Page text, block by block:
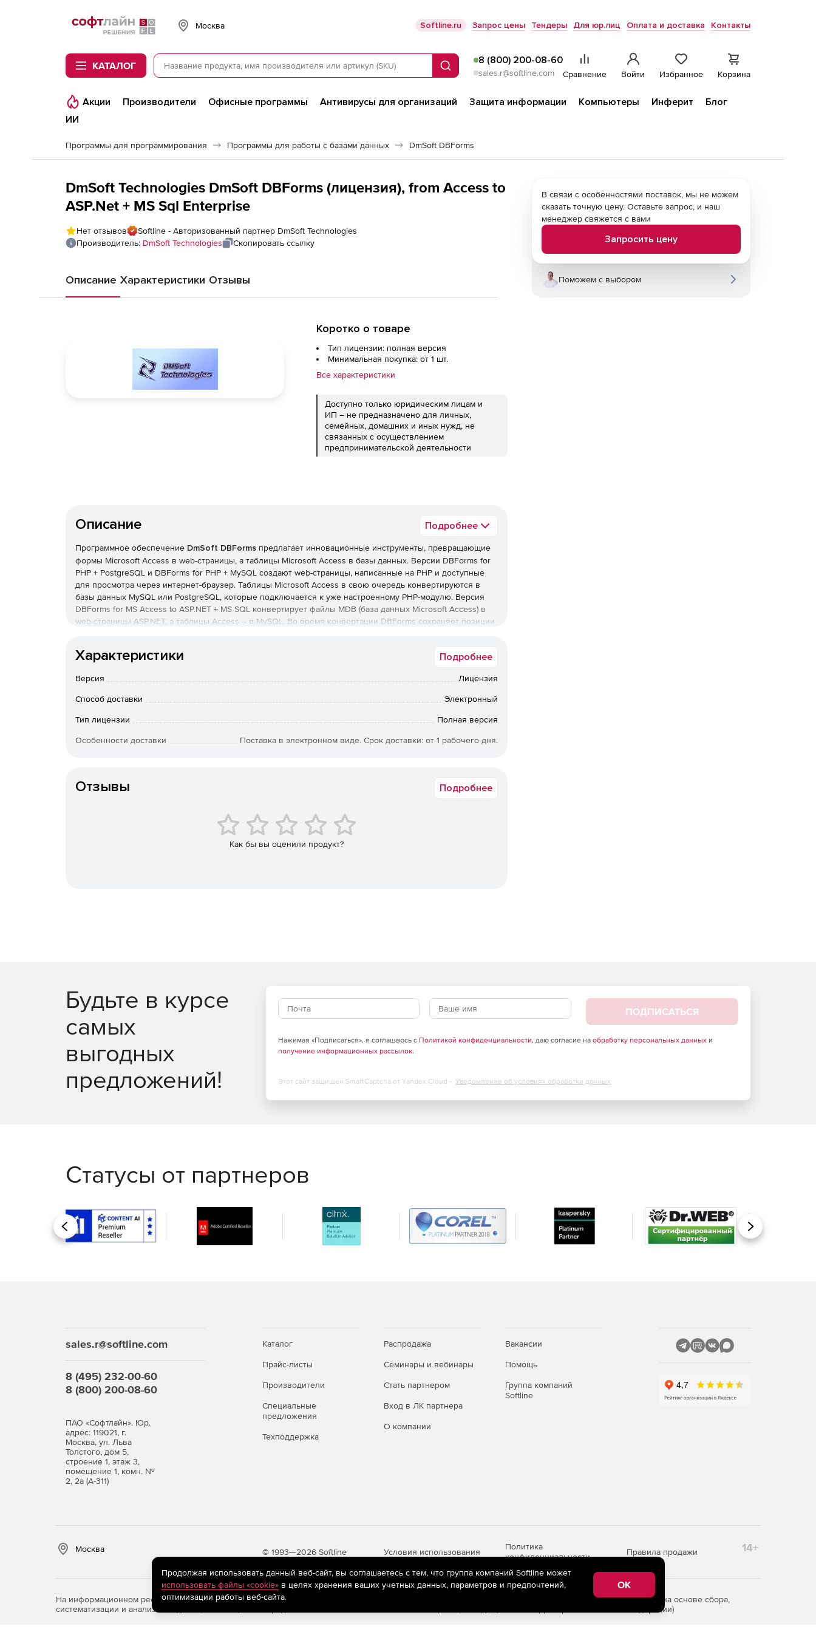
Softline
Москва Softline.ru Запрос цены Тендеры Для юр.лиц Оплата и доставка Контакты
КАТАЛОГ Поиск
8 (800) 200-08-60
sales.r@softline.com Сравнение Войти Избранное Корзина
Акции Производители Офисные программы Антивирусы для организаций Защита информации Компьютеры Инферит
Блог
ИИ
Программы для программирования Программы для работы с базами данных DmSoft DBForms
DmSoft Technologies DmSoft DBForms (лицензия), from Access to
ASP.Net + MS Sql Enterprise
Нет отзывов
Softline - Авторизованный партнер DmSoft Technologies
Производитель: DmSoft Technologies Скопировать ссылку
Описание Характеристики Отзывы
Коротко о товаре
Тип лицензии: полная версия
Минимальная покупка: от 1 шт.
Все характеристики
Доступно только юридическим лицам и
ИП – не предназначено для личных,
семейных, домашних и иных нужд, не
связанных с осуществлением
предпринимательской деятельности
Описание Подробнее
Программное обеспечение DmSoft DBForms предлагает инновационные инструменты, превращающие
формы Microsoft Access в web-страницы, а таблицы Microsoft Access в базы данных. Версии DBForms for
PHP + PostgreSQL и DBForms for PHP + MySQL создают web-страницы, написанные на PHP и доступные
для просмотра через интернет-браузер. Таблицы Microsoft Access в свою очередь конвертируются в
базы данных MySQL или PostgreSQL, которые подключается к уже настроенному PHP-модулю. Версия
DBForms for MS Access to ASP.NET + MS SQL конвертирует файлы MDB (база данных Microsoft Access) в
web-страницы ASP.NET, а таблицы Access – в MySQL. Во время конвертации DBForms сохраняет позиции
PHP, а таблиц Microsoft Access в базы данных PostgreSQL. В DBForms используются эффективные и
современные web-технологии, такие как AJAX. Предусмотрена возможность размещения форм на
будущей загрузки на FTP.
DBForms for PHP + MySQL
– программа конвертации форм Microsoft Access в web-страницы PHP, а
обновлять и удалять.
DBForms for MS Access to ASP.NET + MS SQL
– программа конвертации форм Microsoft Access в
web-страницы ASP.NET, а таблиц Microsoft Access в базы данных MySQL. В DBForms используются
эффективные и современные web-технологии, такие как AJAX. Предусмотрена возможность
Характеристики Подробнее
Версия Лицензия
Способ доставки Электронный
Тип лицензии Полная версия
Особенности доставки Поставка в электронном виде. Срок доставки: от 1 рабочего дня.
Отзывы Подробнее
Как бы вы оценили продукт?
В связи с особенностями поставок, мы не можем
сказать точную цену. Оставьте запрос, и наш
менеджер свяжется с вами
Запросить цену
Поможем с выбором
Будьте в курсе
самых
выгодных
предложений!
ПОДПИСАТЬСЯ
Нажимая «Подписаться», я соглашаюсь с Политикой конфиденциальности, даю согласие на обработку персональных данныхи
получение информационных рассылок.
Этот сайт защищен SmartCaptcha от Yandex Cloud - Уведомление об условиях обработки данных
Статусы от партнеров
Назад Вперед
sales.r@softline.com
8 (495) 232-00-60
8 (800) 200-08-60
ПАО «Софтлайн». Юр.
адрес: 119021, г.
Москва, ул. Льва
Толстого, дом 5,
строение 1, этаж 3,
помещение 1, комн. №
2, 2а (А-311)
Каталог
Прайс-листы
Производители
Специальные
предложения
Техподдержка
Распродажа
Семинары и вебинары
Стать партнером
Вход в ЛК партнера
О компании
Вакансии
Помощь
Группа компаний
Softline
Москва © 1993—2026 Softline Условия использования
Политика
конфиденциальности
Правила продажи 14+
На информационном ресурсе store.softline.ru применяются
(информационные технологии предоставления информации на основе сбора,
систематизации и анализа сведений, относящихся к предпочтениям пользователей сети «Интернет», находящихся на территории Российской Федерации)
Продолжая использовать данный веб-сайт, вы соглашаетесь с тем, что группа компаний Softline может
использовать файлы «cookie»в целях хранения ваших учетных данных, параметров и предпочтений,
оптимизации работы веб-сайта.
OK